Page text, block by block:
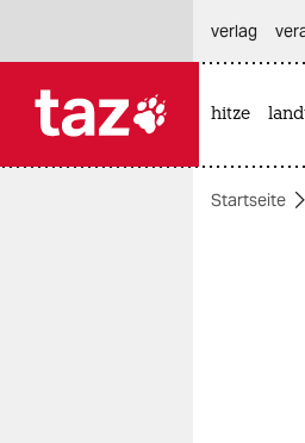
themen
verlag
hitze
Startseite